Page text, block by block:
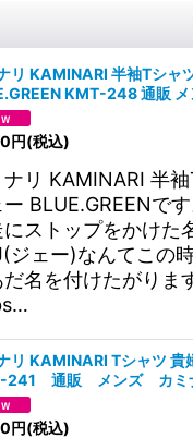
リ KAMINARI 半袖Tシャ
KMT-248 通販 メ
円(税込)
ナリ KAMINARI 半
ー BLUE.GREENで
にストップをかけた
ジェー)なんてこの
だ名を付けたがりま
リ KAMINARI Tシャツ
241 通販 メンズ カミ
円(税込)